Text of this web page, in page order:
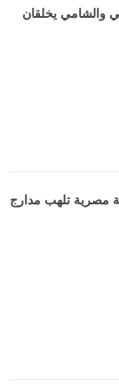
والشامي يخلقان
مصرية تلهب مدارج